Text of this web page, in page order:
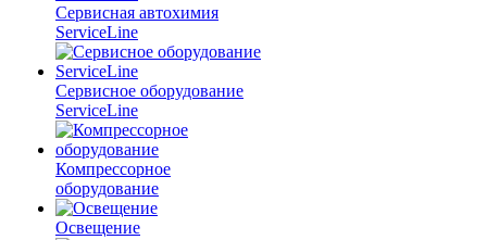
Сервисная автохимия
ServiceLine
Сервисное оборудование
ServiceLine
Компрессорное
оборудование
Освещение